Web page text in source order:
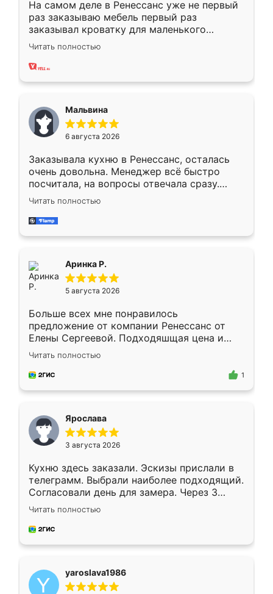
На самом деле в Ренессанс уже не первый
раз заказываю мебель первый раз
заказывал кроватку для маленького
ребёнка при его рождении ,во второй раз
заказал шкаф-купе. По качеству очень
хорошее сборка достаточно быстрая,
меньше, здесь же он более разнообразный.
Мне нравится ,если что-то потребуется из
мебели буду заказывать только здесь.
Читать полностью
Мальвина
6 августа 2026
Заказывала кухню в Ренессанс, осталась
очень довольна. Менеджер всё быстро
посчитала, на вопросы отвечала сразу.
Замерщик приехал в субботу, подошёл к
делу со всей ответственностью. Собрали
за день, ребята работали аккуратно, даже
Читать полностью
Аринка Р.
5 августа 2026
Больше всех мне понравилось
предложение от компании Ренессанс от
Елены Сергеевой. Подходяшщая цена и
короткие сроки изготовления. Приехавший
для замера сотрудник Владислав
предложил по моему эскизу самый
Читать полностью
1
Ярослава
3 августа 2026
Кухню здесь заказали. Эскизы прислали в
телеграмм. Выбрали наиболее подходящий.
Согласовали день для замера. Через 3
недели кухня была уже готова. Остались
довольны работой. Спасибо Ренессанс
мебель за качественную работу!
Читать полностью
yaroslava1986